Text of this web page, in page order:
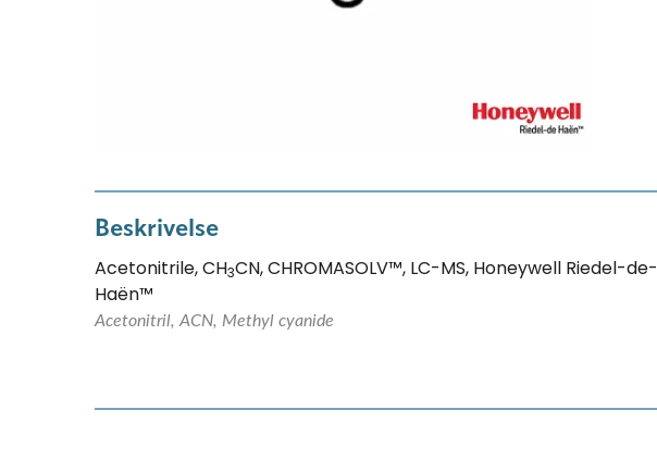
Beskrivelse
Acetonitrile, CH3CN, CHROMASOLV™, LC-MS, Honeywell Riedel-de-
Haën™
Acetonitril, ACN, Methyl cyanide